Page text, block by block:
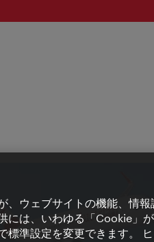
、ウェブサイトの機能、情
には、いわゆる「Cookie」
標準設定を変更できます。